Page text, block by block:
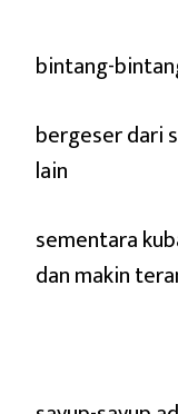
bintang-
bergeser dari
lain
sementara
dan makin